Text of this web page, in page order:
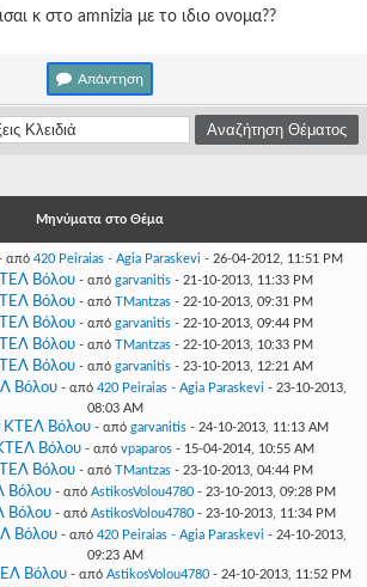
κ στο amnizia με το ιδιο ονομα??
Απάντηση
Μηνύματα στο Θέμα
από 420 Peiraias - Agia Paraskevi - 26-04-2012, 11:51 PM
Βόλου - από garvanitis- 21-10-2013, 11:33 PM
Βόλου - από TMantzas- 22-10-2013, 09:31 PM
Βόλου - από garvanitis- 22-10-2013, 09:44 PM
Βόλου - από TMantzas- 22-10-2013, 10:33 PM
Βόλου - από garvanitis- 23-10-2013, 12:21 AM
Βόλου - από 420 Peiraias - Agia Paraskevi - 23-10-2013,
08:03 AM
ΚΤΕΛ Βόλου - από garvanitis- 24-10-2013, 11:13 AM
Βόλου - από vpaparos- 15-04-2014, 10:55 AM
Βόλου - από TMantzas- 23-10-2013, 04:44 PM
Βόλου - από AstikosVolou4780 - 23-10-2013, 09:28 PM
Βόλου - από AstikosVolou4780 - 23-10-2013, 11:34 PM
Βόλου - από 420 Peiraias - Agia Paraskevi - 24-10-2013,
09:23 AM
Βόλου - από AstikosVolou4780 - 24-10-2013, 11:52 PM